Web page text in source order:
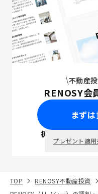
不動産
RENOSY会
まず
初回面談で
プレゼント適
TOP RENOSY不動産投資